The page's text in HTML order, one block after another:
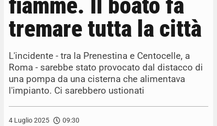
fiamme. Il boato fa
tremare tutta la città
L'incidente - tra la Prenestina e Centocelle, a
Roma - sarebbe stato provocato dal distacco di
una pompa da una cisterna che alimentava
l'impianto. Ci sarebbero ustionati
4 Luglio 2025 09:30